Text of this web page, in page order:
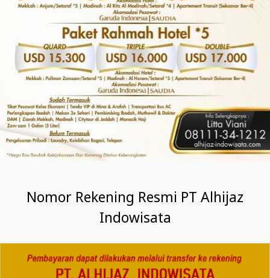
Nomor Rekening Resmi PT Alhijaz
Indowisata